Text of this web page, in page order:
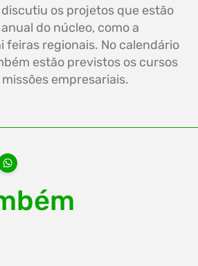
os projetos que estão
do núcleo, como a
feiras regionais. No calendário
estão previstos os cursos
empresariais.